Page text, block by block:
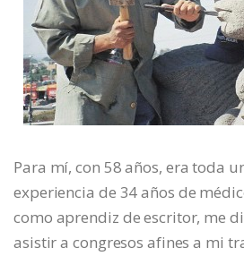
Para mí, con 58 años, era toda
experiencia de 34 años de
como aprendiz de escritor, me
asistir a congresos afines a mi